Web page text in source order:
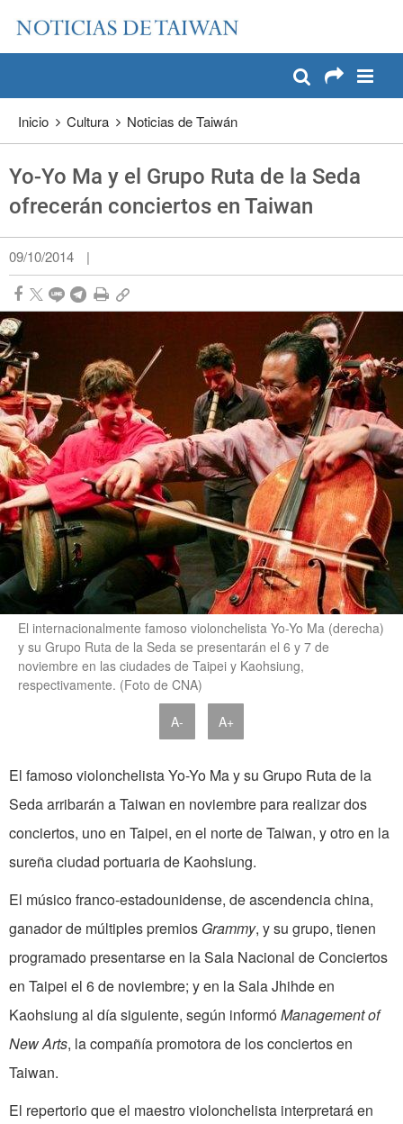
Pase a contenido principal
Inicio Cultura Noticias de Taiwán
Yo-Yo Ma y el Grupo Ruta de la Seda
ofrecerán conciertos en Taiwan
09/10/2014 |
El internacionalmente famoso violonchelista Yo-Yo Ma (derecha)
y su Grupo Ruta de la Seda se presentarán el 6 y 7 de
noviembre en las ciudades de Taipei y Kaohsiung,
respectivamente. (Foto de CNA)
A- A+
El famoso violonchelista Yo-Yo Ma y su Grupo Ruta de la
Seda arribarán a Taiwan en noviembre para realizar dos
conciertos, uno en Taipei, en el norte de Taiwan, y otro en la
sureña ciudad portuaria de Kaohsiung.
El músico franco-estadounidense, de ascendencia china,
ganador de múltiples premios Grammy, y su grupo, tienen
programado presentarse en la Sala Nacional de Conciertos
en Taipei el 6 de noviembre; y en la Sala Jhihde en
Kaohsiung al día siguiente, según informóManagement of
New Arts, la compañía promotora de los conciertos en
Taiwan.
El repertorio que el maestro violonchelista interpretará en